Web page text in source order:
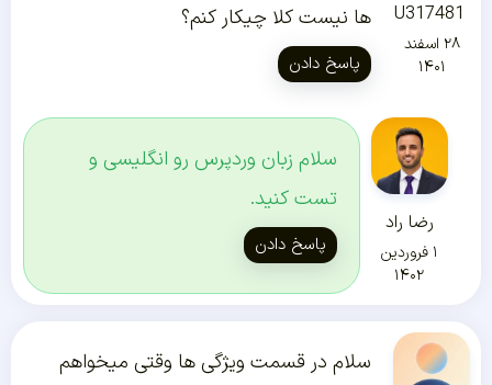
U317481
۲۸ اسفند
۱۴۰۱
ها نیست کلا چیکار کنم؟
پاسخ دادن
رضا راد
۱ فروردین
۱۴۰۲
سلام زبان وردپرس رو انگلیسی و
تست کنید.
پاسخ دادن
سلام در قسمت ویژگی ها وقتی میخواهم